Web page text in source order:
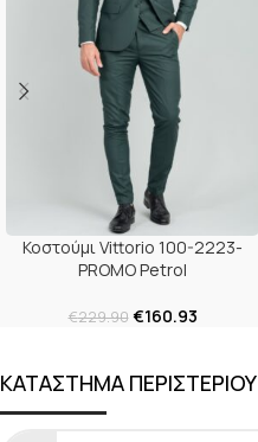
Κοστούμι Vittorio 100-2223-
PROMO Petrol
€229.90 €160.93
ΚΑΤΑΣΤΗΜΑ ΠΕΡΙΣΤΕΡΙΟΥ